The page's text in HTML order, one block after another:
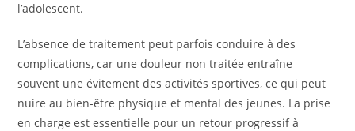
l’adolescent.
L’absence de traitement peut parfois conduire à des
complications, car une douleur non traitée entraîne
souvent une évitement des activités sportives, ce qui peut
nuire au bien-être physique et mental des jeunes. La prise
en charge est essentielle pour un retour progressif à